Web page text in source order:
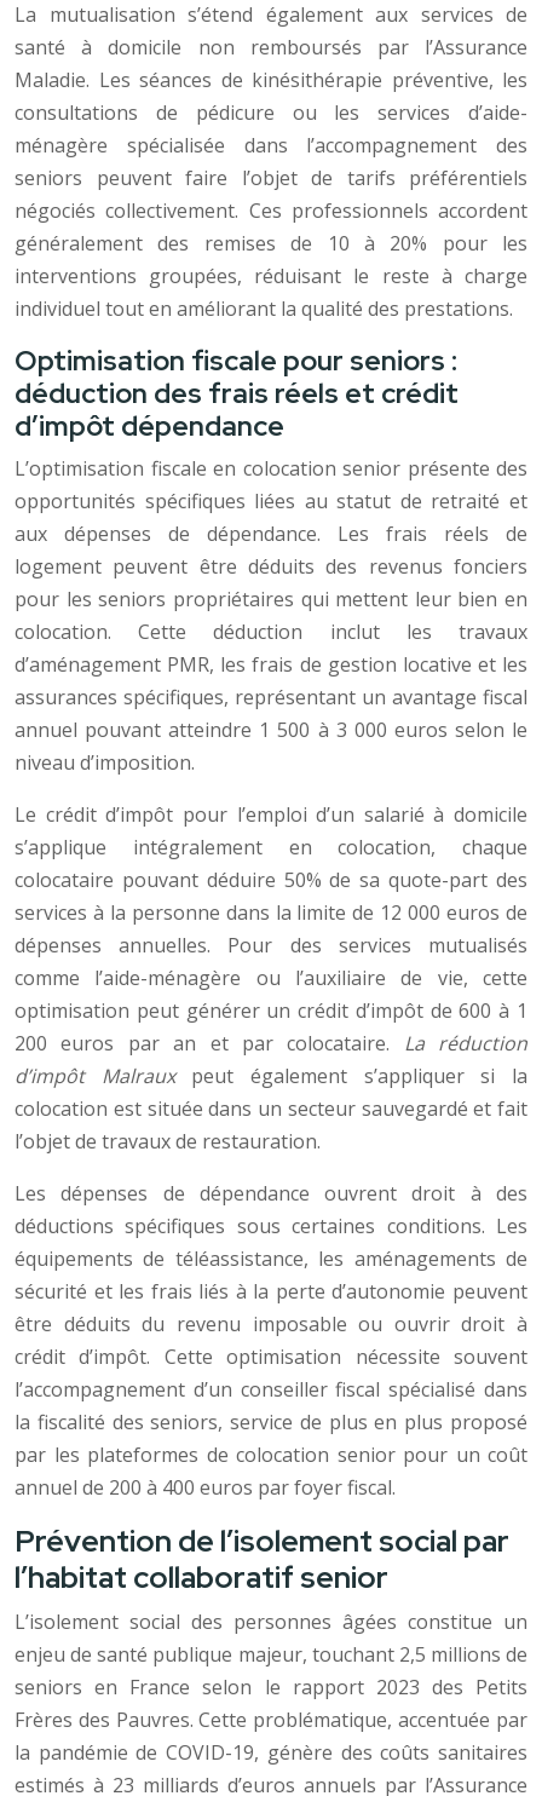
La mutualisation s’étend également aux services de
santé à domicile non remboursés par l’Assurance
Maladie. Les séances de kinésithérapie préventive, les
consultations de pédicure ou les services d’aide-
ménagère spécialisée dans l’accompagnement des
seniors peuvent faire l’objet de tarifs préférentiels
négociés collectivement. Ces professionnels accordent
généralement des remises de 10 à 20% pour les
interventions groupées, réduisant le reste à charge
individuel tout en améliorant la qualité des prestations.
Optimisation fiscale pour seniors :
déduction des frais réels et crédit
d’impôt dépendance
L’optimisation fiscale en colocation senior présente des
opportunités spécifiques liées au statut de retraité et
aux dépenses de dépendance. Les frais réels de
logement peuvent être déduits des revenus fonciers
pour les seniors propriétaires qui mettent leur bien en
colocation. Cette déduction inclut les travaux
d’aménagement PMR, les frais de gestion locative et les
assurances spécifiques, représentant un avantage fiscal
annuel pouvant atteindre 1 500 à 3 000 euros selon le
niveau d’imposition.
Le crédit d’impôt pour l’emploi d’un salarié à domicile
s’applique intégralement en colocation, chaque
colocataire pouvant déduire 50% de sa quote-part des
services à la personne dans la limite de 12 000 euros de
dépenses annuelles. Pour des services mutualisés
comme l’aide-ménagère ou l’auxiliaire de vie, cette
optimisation peut générer un crédit d’impôt de 600 à 1
200 euros par an et par colocataire. La réduction
d’impôt Malrauxpeut également s’appliquer si la
colocation est située dans un secteur sauvegardé et fait
l’objet de travaux de restauration.
Les dépenses de dépendance ouvrent droit à des
déductions spécifiques sous certaines conditions. Les
équipements de téléassistance, les aménagements de
sécurité et les frais liés à la perte d’autonomie peuvent
être déduits du revenu imposable ou ouvrir droit à
crédit d’impôt. Cette optimisation nécessite souvent
l’accompagnement d’un conseiller fiscal spécialisé dans
la fiscalité des seniors, service de plus en plus proposé
par les plateformes de colocation senior pour un coût
annuel de 200 à 400 euros par foyer fiscal.
Prévention de l’isolement social par
l’habitat collaboratif senior
L’isolement social des personnes âgées constitue un
enjeu de santé publique majeur, touchant 2,5 millions de
seniors en France selon le rapport 2023 des Petits
Frères des Pauvres. Cette problématique, accentuée par
la pandémie de COVID-19, génère des coûts sanitaires
estimés à 23 milliards d’euros annuels par l’Assurance